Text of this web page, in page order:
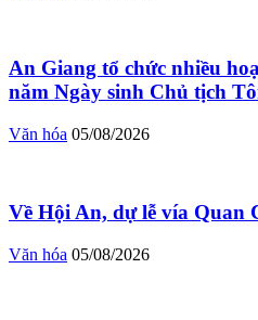
An Giang tổ chức nhiều
năm Ngày sinh Chủ tịch
Văn hóa 05/08/2026
Về Hội An, dự lễ vía Quan
Văn hóa 05/08/2026